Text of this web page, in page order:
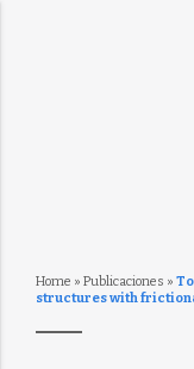
Home » Publicaciones »
structures with